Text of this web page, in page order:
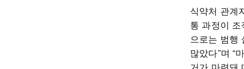
식약처 관계
통 과정이
으로는 범행
많았다”며 “